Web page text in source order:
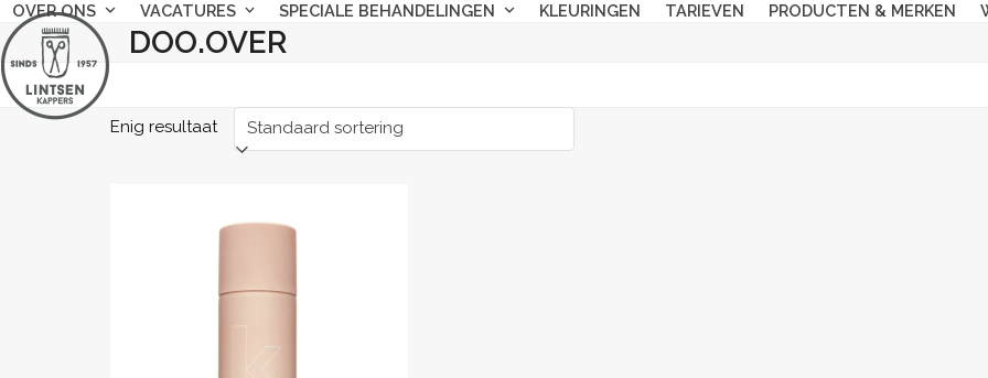
Skip
to
content
OVER ONS VACATURES SPECIALE BEHANDELINGEN KLEURINGEN TARIEVEN PRODUCTEN & MERKEN
DOO.OVER
Enig resultaat